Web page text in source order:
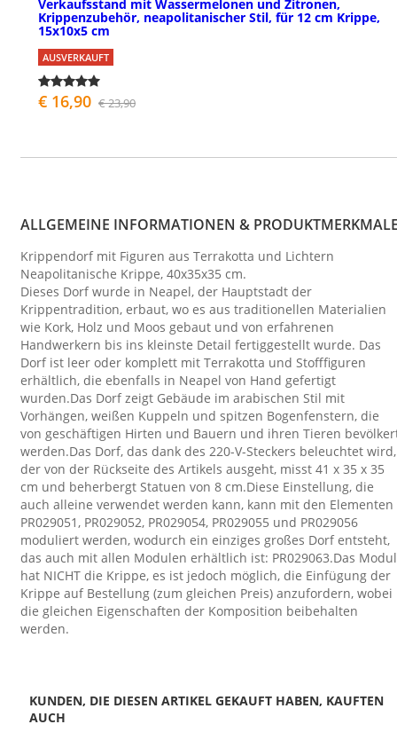
Verkaufsstand mit Wassermelonen und Zitronen,
Krippenzubehör, neapolitanischer Stil, für 12 cm Krippe,
15x10x5 cm
AUSVERKAUFT
€ 16,90 € 23,90
ALLGEMEINE INFORMATIONEN &
Krippendorf mit Figuren aus Terrakotta und Lichtern
Neapolitanische Krippe, 40x35x35 cm.
Dieses Dorf wurde in Neapel, der Hauptstadt der
Krippentradition, erbaut, wo es aus traditionellen Materialien
wie Kork, Holz und Moos gebaut und von erfahrenen
Handwerkern bis ins kleinste Detail fertiggestellt wurde. Das
Dorf ist leer oder komplett mit Terrakotta und Stofffiguren
erhältlich, die ebenfalls in Neapel von Hand gefertigt
wurden.Das Dorf zeigt Gebäude im arabischen Stil mit
Vorhängen, weißen Kuppeln und spitzen Bogenfenstern, die
von geschäftigen Hirten und Bauern und ihren Tieren
werden.Das Dorf, das dank des 220-V-Steckers beleuchtet wird,
der von der Rückseite des Artikels ausgeht, misst 41 x 35 x 35
cm und beherbergt Statuen von 8 cm.Diese Einstellung, die
auch alleine verwendet werden kann, kann mit den Elementen
PR029051, PR029052, PR029054, PR029055 und PR029056
moduliert werden, wodurch ein einziges großes Dorf entsteht,
das auch mit allen Modulen erhältlich ist: PR029063.Das Modul
hat NICHT die Krippe, es ist jedoch möglich, die Einfügung der
Krippe auf Bestellung (zum gleichen Preis) anzufordern, wobei
die gleichen Eigenschaften der Komposition beibehalten
werden.
KUNDEN, DIE DIESEN ARTIKEL GEKAUFT HABEN, KAUFTEN
AUCH